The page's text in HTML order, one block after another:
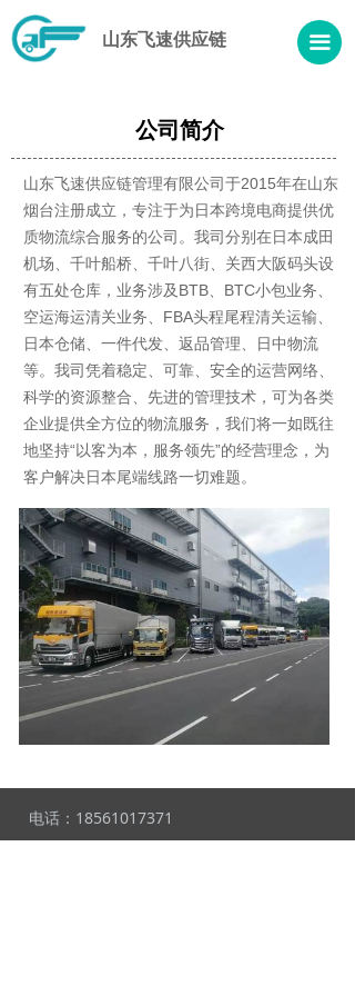
끀
山东飞速供应链
公司简介
山东飞速供应链管理有限公司于2015年在山东
烟台注册成立，专注于为日本跨境电商提供优
质物流综合服务的公司。我司分别在日本成田
机场、千叶船桥、千叶八街、关西大阪码头设
有五处仓库，业务涉及BTB、BTC小包业务、
空运海运清关业务、FBA头程尾程清关运输、
日本仓储、一件代发、返品管理、日中物流
等。我司凭着稳定、可靠、安全的运营网络、
科学的资源整合、先进的管理技术，可为各类
企业提供全方位的物流服务，我们将一如既往
地坚持“以客为本，服务领先”的经营理念，为
客户解决日本尾端线路一切难题。
电话： 18561017371